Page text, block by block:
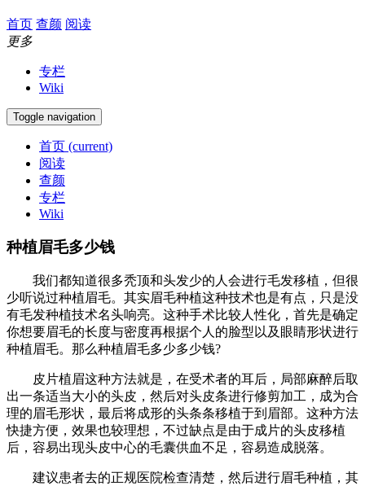
首页 查颜 阅读
更多
专栏
Wiki
Toggle navigation
首页 (current)
阅读
查颜
专栏
Wiki
种植眉毛多少钱
我们都知道很多秃顶和头发少的人会进行毛发移植，但很
少听说过种植眉毛。其实眉毛种植这种技术也是有点，只是没
有毛发种植技术名头响亮。这种手术比较人性化，首先是确定
你想要眉毛的长度与密度再根据个人的脸型以及眼睛形状进行
种植眉毛。那么种植眉毛多少多少钱?
皮片植眉这种方法就是，在受术者的耳后，局部麻醉后取
出一条适当大小的头皮，然后对头皮条进行修剪加工，成为合
理的眉毛形状，最后将成形的头条条移植于到眉部。这种方法
快捷方便，效果也较理想，不过缺点是由于成片的头皮移植
后，容易出现头皮中心的毛囊供血不足，容易造成脱落。
建议患者去的正规医院检查清楚，然后进行眉毛种植，其